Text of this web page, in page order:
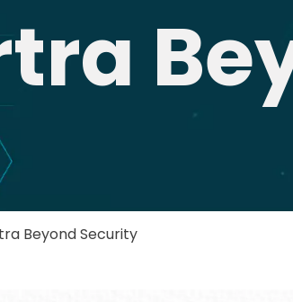
Beyond Security